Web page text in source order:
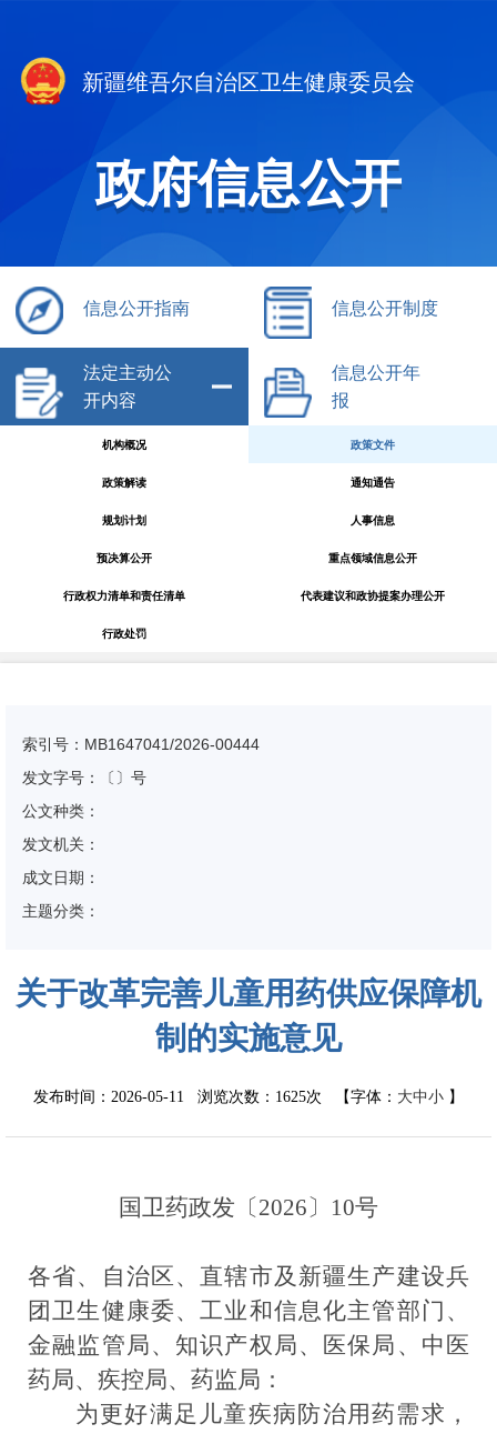
新疆维吾尔自治区卫生健康委员会
政府信息公开
信息公开指南 信息公开制度
法定主动公
开内容
机构概况 政策文件
政策解读 通知通告
规划计划 人事信息
预决算公开 重点领域信息公开
行政权力清单和责任清单 代表建议和政协提案办理公开
行政处罚
信息公开年
报
索引号：MB1647041/2026-00444
发文字号：〔〕号
公文种类：
发文机关：
成文日期：
主题分类：
关于改革完善儿童用药供应保障机
制的实施意见
发布时间：2026-05-11 浏览次数： 1625次 【字体： 大中小 】
国卫药政发〔2026〕 10号
各省、自治区、直辖市及新疆生产建设兵
团卫生健康委、工业和信息化主管部门、
金融监管局、知识产权局、医保局、中医
药局、疾控局、药监局：
为更好满足儿童疾病防治用药需求，